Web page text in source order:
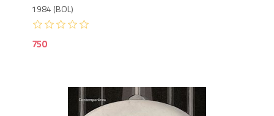
1984 (BOL)
750